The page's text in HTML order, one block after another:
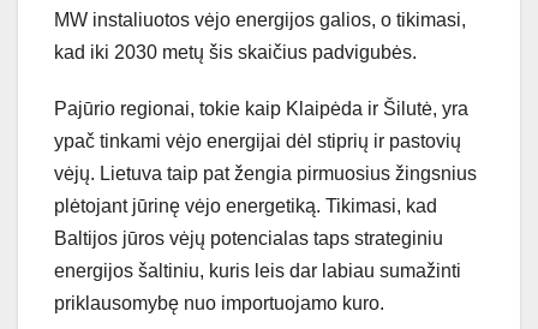
MW instaliuotos vėjo energijos galios, o tikimasi,
kad iki 2030 metų šis skaičius padvigubės.
Pajūrio regionai, tokie kaip Klaipėda ir Šilutė, yra
ypač tinkami vėjo energijai dėl stiprių ir pastovių
vėjų. Lietuva taip pat žengia pirmuosius žingsnius
plėtojant jūrinę vėjo energetiką. Tikimasi, kad
Baltijos jūros vėjų potencialas taps strateginiu
energijos šaltiniu, kuris leis dar labiau sumažinti
priklausomybę nuo importuojamo kuro.